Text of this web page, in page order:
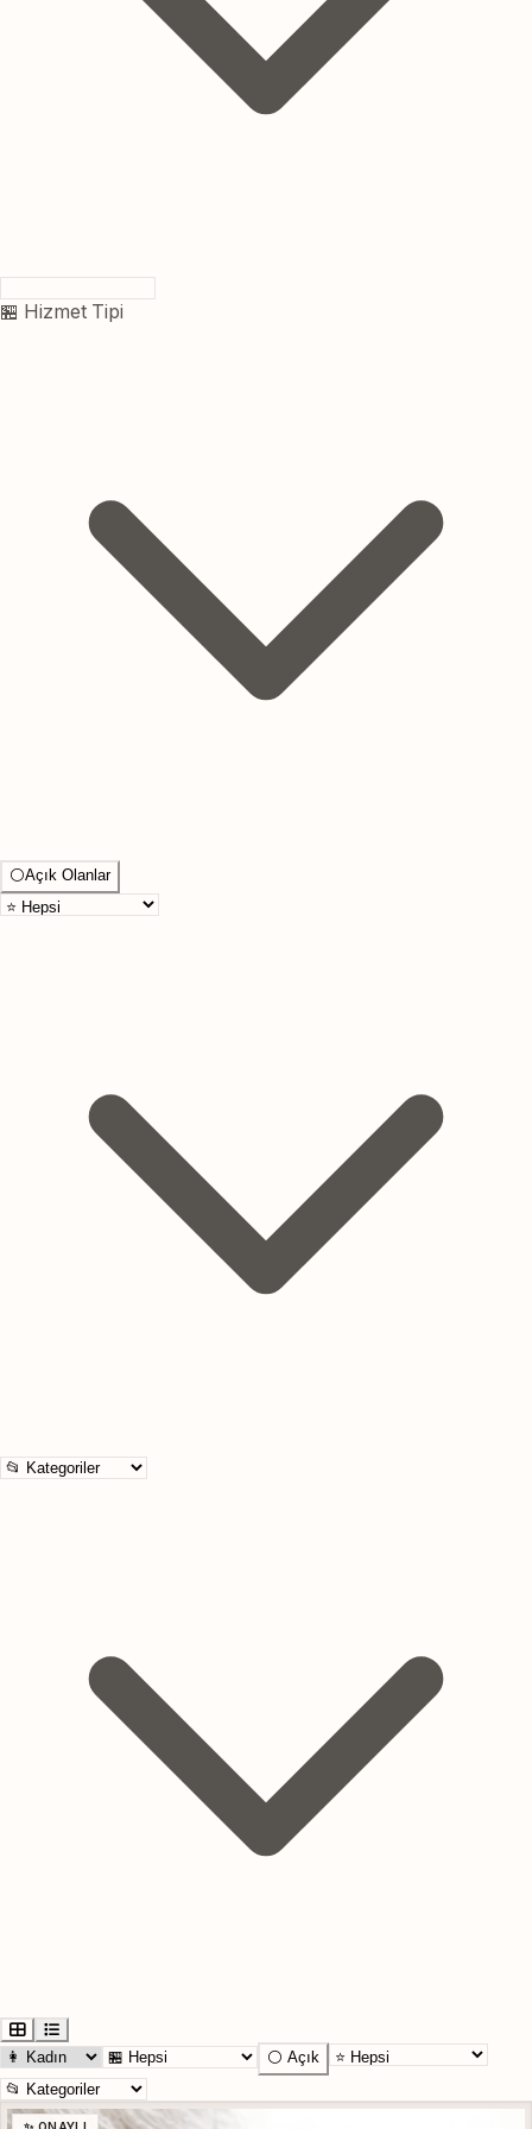
🏪 Hizmet Tipi
⚪Açık Olanlar
⚪ Açık